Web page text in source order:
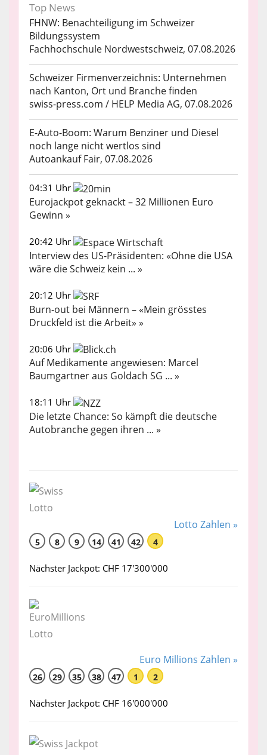
Top News
FHNW: Benachteiligung im Schweizer
Bildungssystem
Fachhochschule Nordwestschweiz, 07.08.2026
Schweizer Firmenverzeichnis: Unternehmen
nach Kanton, Ort und Branche finden
swiss-press.com / HELP Media AG, 07.08.2026
E-Auto-Boom: Warum Benziner und Diesel
noch lange nicht wertlos sind
Autoankauf Fair, 07.08.2026
04:31 Uhr
Eurojackpot geknackt – 32 Millionen Euro
Gewinn »
20:42 Uhr
Interview des US-Präsidenten: «Ohne die USA
wäre die Schweiz kein ... »
20:12 Uhr
Burn-out bei Männern – «Mein grösstes
Druckfeld ist die Arbeit» »
20:06 Uhr
Auf Medikamente angewiesen: Marcel
Baumgartner aus Goldach SG ... »
18:11 Uhr
Die letzte Chance: So kämpft die deutsche
Autobranche gegen ihren ... »
Lotto Zahlen »
5 8 9 14 41 42 4
Nächster Jackpot: CHF 17'300'000
Euro Millions Zahlen »
26 29 35 38 47 1 2
Nächster Jackpot: CHF 16'000'000